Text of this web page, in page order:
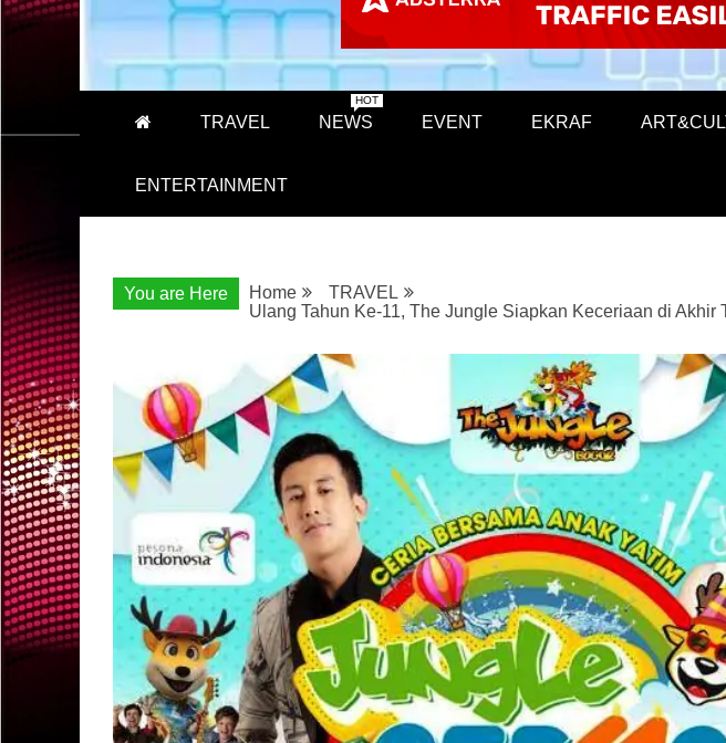
TRAVEL NEWS
HOT
EVENT EKRAF
ENTERTAINMENT
You are Here Home
TRAVEL
Ulang Tahun Ke-11, The Jungle Siapkan Keceriaan di Akhir